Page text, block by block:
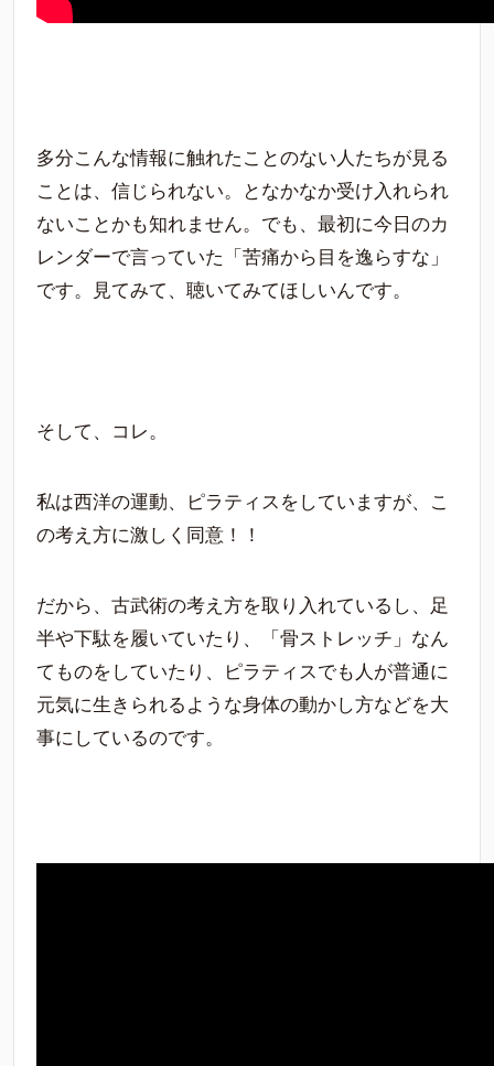
多分こんな情報に触れたことのない人たちが見る
ことは、信じられない。となかなか受け入れられ
ないことかも知れません。でも、最初に今日のカ
レンダーで言っていた「苦痛から目を逸らすな」
です。見てみて、聴いてみてほしいんです。
そして、コレ。
私は西洋の運動、ピラティスをしていますが、こ
の考え方に激しく同意！！
だから、古武術の考え方を取り入れているし、足
半や下駄を履いていたり、「骨ストレッチ」なん
てものをしていたり、ピラティスでも人が普通に
元気に生きられるような身体の動かし方などを大
事にしているのです。